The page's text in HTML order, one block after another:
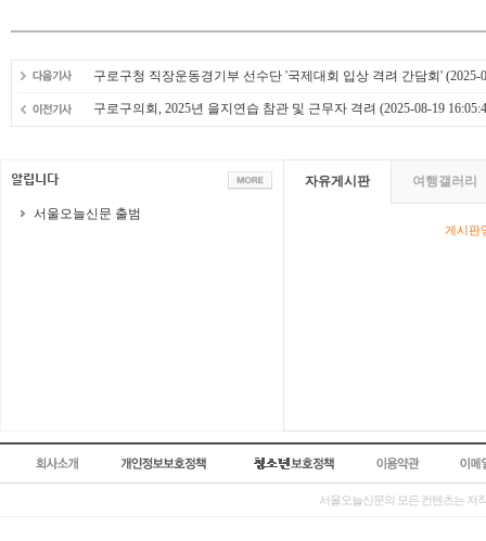
구로구청 직장운동경기부 선수단 '국제대회 입상 격려 간담회' (2025-
구로구의회, 2025년 을지연습 참관 및 근무자 격려 (2025-08-19
서울오늘신문 출범
자유게시판 여행갤러리
게시판
서울오늘신문의 모든 컨텐츠는 저